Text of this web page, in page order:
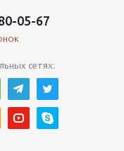
05-67
сетях: